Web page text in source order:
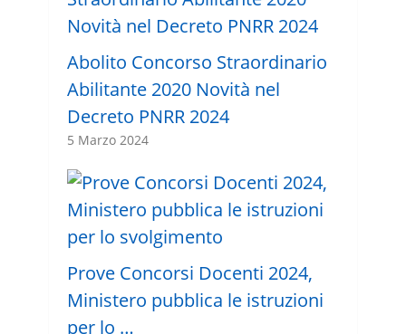
Abolito Concorso Straordinario
Abilitante 2020 Novità nel
Decreto PNRR 2024
5 Marzo 2024
Prove Concorsi Docenti 2024,
Ministero pubblica le istruzioni
per lo …